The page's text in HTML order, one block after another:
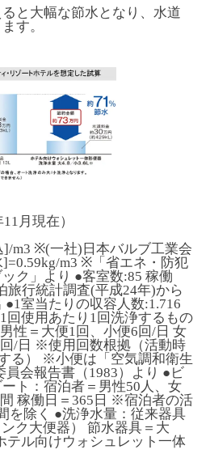
と大幅な節水となり、水道
す。
月現在）
]/m3 ※(一社)日本バルブ工業会
m3 ※「省エネ・防犯
ク」より ●客室数:85 稼働
旅行統計調査(平成24年)から
室当たりの収容人数:1.716
回使用あたり1回洗浄するもの
性＝大便1回、小便6回/日 女
/日 ※使用回数根拠（活動時
る） ※小便は「空気調和衛生
会報告書（1983）より ●ビ
ト：宿泊者＝男性50人、女
稼働日＝365日 ※宿泊者の活
を除く ●洗浄水量：従来器具
ク大便器） 節水器具＝大
テル向けウォシュレット一体